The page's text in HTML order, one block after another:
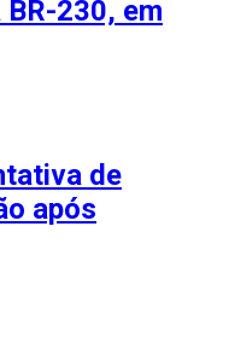
230, em
de
após